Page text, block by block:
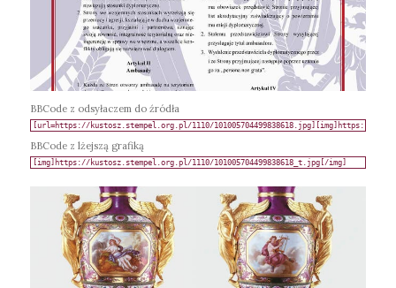
BBCode z odsyłaczem do źródła
BBCode z lżejszą grafiką